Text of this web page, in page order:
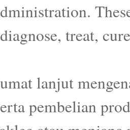
treat,
lanjut
pembelian